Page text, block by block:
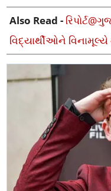
Also Read -
વિદ્યાર્થીઓને
નિર્ણય